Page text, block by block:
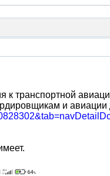
к транспортной
и авиации